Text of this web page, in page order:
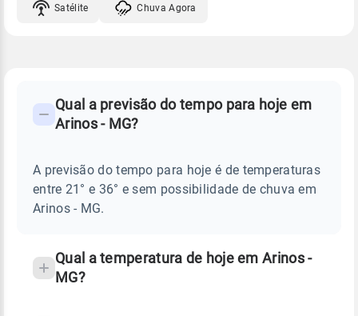
Satélite Chuva Agora
PREVISÃO
TEMPO
Perguntas
sobre
chuva
Qual a previsão do tempo para hoje em
Arinos - MG?
A previsão do tempo para hoje é de temperaturas
entre 21° e 36° e sem possibilidade de chuva em
Arinos - MG.
Qual a temperatura de hoje em Arinos -
MG?